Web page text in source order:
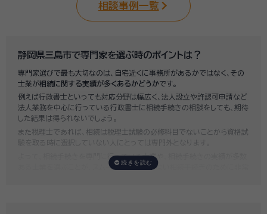
相談事例一覧
静岡県三島市で専門家を選ぶ時のポイントは？
専門家選びで最も大切なのは、自宅近くに事務所があるかではなく、その
士業が相続に関する実績が多くあるかどうかです。
例えば行政書士といっても対応分野は幅広く、法人設立や許認可申請など
法人業務を中心に行っている行政書士に相続手続きの相談をしても、期待
した結果は得られないでしょう。
また税理士であれば、相続は税理士試験の必修科目でないことから資格試
験を取る時に選択していない人にとっては専門外となります。
よって、相続手続きを専門に行っている士業や、相続手続きの実績が多数
ある士業を選ぶことが、スムーズで間違いのない相続手続きのために非常